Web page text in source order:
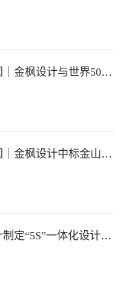
金枫新闻｜金枫设计与世界500强—索迪斯集团合作，携手打造广州星河湾中心美食广场
金枫新闻｜金枫设计中标金山集团餐饮楼设计项目，打造科学与艺术相结合的就餐空间
金枫设计制定“5S”一体化设计标准，让商业全案设计导入团餐空间规划